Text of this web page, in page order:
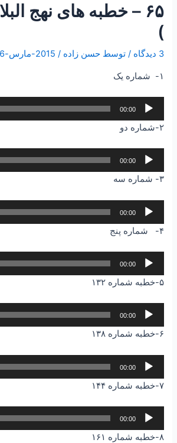
۶۵ – خطبه های نهج
)
3 دیدگاه / توسطحسن زاده/ 2015-مارس-06
۱- شماره یک
پخش‌کننده
00:00
۲-شماره دو
پخش‌کننده
00:00
۳- شماره سه
پخش‌کننده
00:00
۴- شماره پنج
پخش‌کننده
00:00
۵-خطبه شماره ۱۳۲
پخش‌کننده
00:00
۶-خطبه شماره ۱۳۸
پخش‌کننده
00:00
۷-خطبه شماره ۱۴۴
پخش‌کننده
00:00
۸-خطبه شماره ۱۶۱